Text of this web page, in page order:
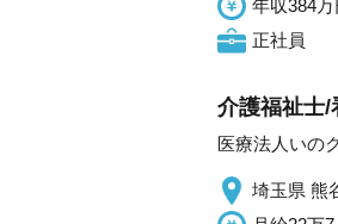
年収384
正社員
介護福祉士/
医療法人いの
埼玉県 熊